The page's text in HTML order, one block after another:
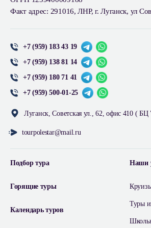
Факт адрес: 291016, ЛНР, г. Луганск, ул
+7 (959) 183 43 19
+7 (959) 138 81 14
+7 (959) 180 71 41
+7 (959) 500-01-25
Луганск, Советская ул., 62, офис 410 (
tourpolestar@mail.ru
Подбор тура
Горящие туры
Календарь туров
Наши
Туры